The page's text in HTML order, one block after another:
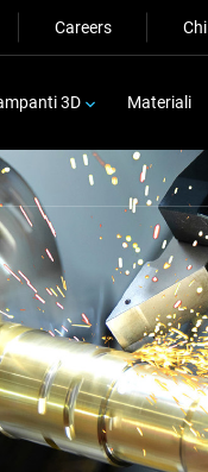
Careers
3D Materiali